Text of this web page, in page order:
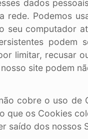
dados
rede. Podemos
seu computador
limitar, recusar
site podem
cobre o uso
que os Cookies
saído dos nossos